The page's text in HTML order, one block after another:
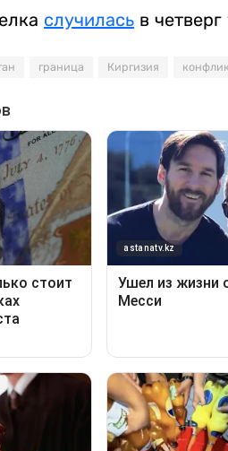
случилась в
граница Киргизия